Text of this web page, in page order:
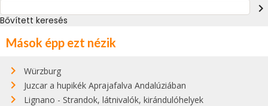
navigate_next
Bővített keresés
Mások épp ezt nézik
Würzburg
Juzcar a hupikék Aprajafalva Andalúziában
Lignano - Strandok, látnivalók, kirándulóhelyek